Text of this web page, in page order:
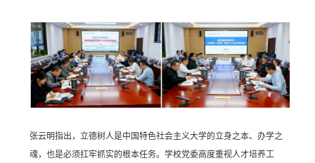
张云明指出，立德树人是中国特色社会主义大学的立身之本、办学之
魂，也是必须扛牢抓实的根本任务。学校党委高度重视人才培养工